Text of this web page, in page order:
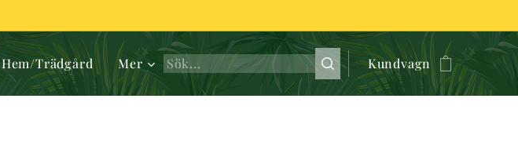
Hem/Trädgård Mer Kundvagn